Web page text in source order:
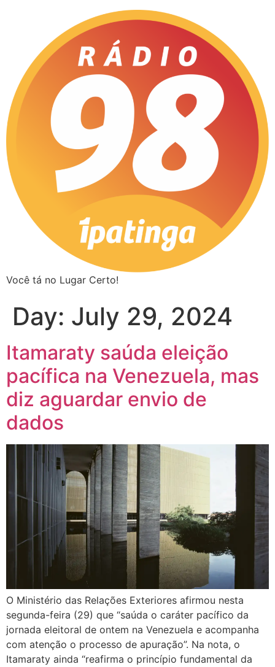
Você tá no Lugar Certo!
Day: July 29, 2024
Itamaraty saúda eleição
pacífica na Venezuela, mas
diz aguardar envio de
dados
O Ministério das Relações Exteriores afirmou nesta
segunda-feira (29) que “saúda o caráter pacífico da
jornada eleitoral de ontem na Venezuela e acompanha
com atenção o processo de apuração”. Na nota, o
Itamaraty ainda “reafirma o princípio fundamental da